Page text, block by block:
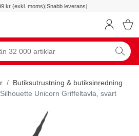
kr (exkl. moms)|Snabb leverans|
Butiksutrustning & butiksinredning
Unicorn Griffeltavla, svart